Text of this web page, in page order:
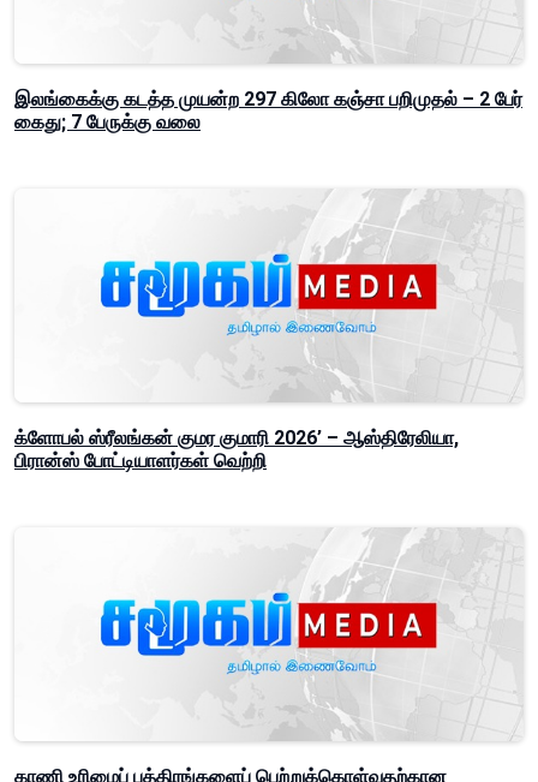
இலங்கைக்கு கடத்த முயன்ற 297 கிலோ கஞ்சா பறிமுதல் – 2 பேர்
கைது; 7 பேருக்கு வலை
க்ளோபல் ஸ்ரீலங்கன் குமர குமாரி 2026’ – ஆஸ்திரேலியா,
பிரான்ஸ் போட்டியாளர்கள் வெற்றி
காணி உரிமைப் பத்திரங்களைப் பெற்றுக்கொள்வதற்கான